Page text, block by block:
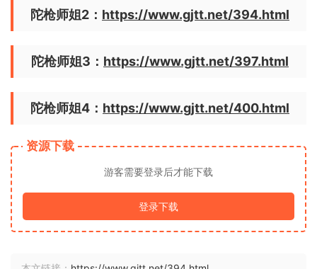
陀枪师姐2： https://www.gjtt.net/394.html
陀枪师姐3： https://www.gjtt.net/397.html
陀枪师姐4： https://www.gjtt.net/400.html
资源下载
游客需要登录后才能下载
登录下载